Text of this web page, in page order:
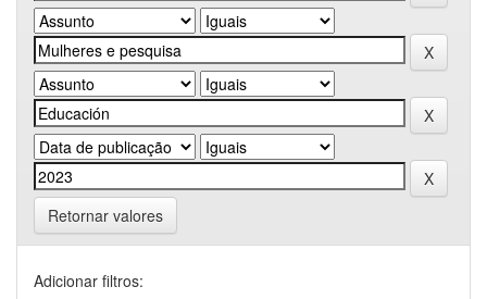
Retornar valores
Adicionar filtros: